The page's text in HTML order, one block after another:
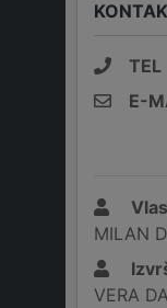
TEL
E-
MILAN
VERA